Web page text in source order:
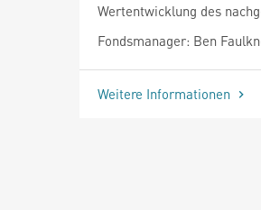
Wertentwicklung des
Fondsmanager: Ben
Weitere Informationen